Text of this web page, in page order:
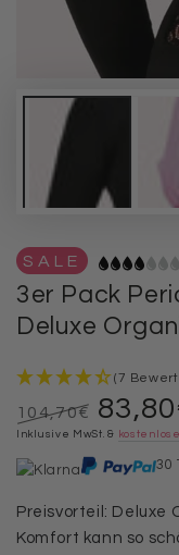
SALE
3er Pack
Deluxe
(7
Regulärer
Preis
104,70€
Inklusive MwSt. &
30
Preisvorteil: Deluxe
Komfort kann so